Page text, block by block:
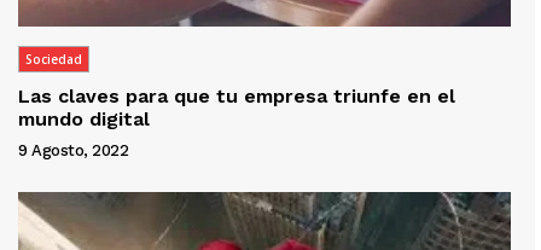
Sociedad
Las claves para que tu empresa triunfe en el
mundo digital
9 Agosto, 2022